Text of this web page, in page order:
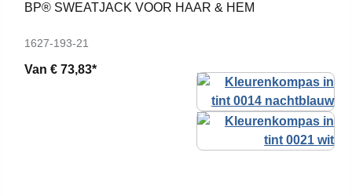
BP® SWEATJACK VOOR HAAR & HEM
1627-193-21
Van € 73,83*